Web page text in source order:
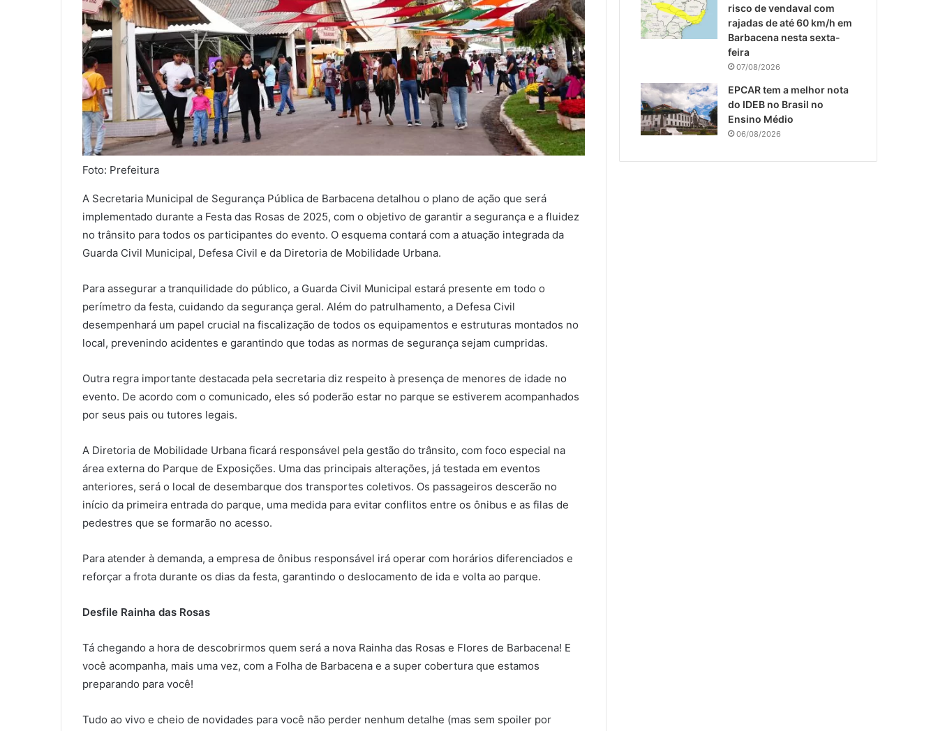
Foto: Prefeitura
A Secretaria Municipal de Segurança Pública de Barbacena detalhou o plano de ação que será
implementado durante a Festa das Rosas de 2025, com o objetivo de garantir a segurança e a fluidez
no trânsito para todos os participantes do evento. O esquema contará com a atuação integrada da
Guarda Civil Municipal, Defesa Civil e da Diretoria de Mobilidade Urbana.
Para assegurar a tranquilidade do público, a Guarda Civil Municipal estará presente em todo o
perímetro da festa, cuidando da segurança geral. Além do patrulhamento, a Defesa Civil
desempenhará um papel crucial na fiscalização de todos os equipamentos e estruturas montados no
local, prevenindo acidentes e garantindo que todas as normas de segurança sejam cumpridas.
Outra regra importante destacada pela secretaria diz respeito à presença de menores de idade no
evento. De acordo com o comunicado, eles só poderão estar no parque se estiverem acompanhados
por seus pais ou tutores legais.
A Diretoria de Mobilidade Urbana ficará responsável pela gestão do trânsito, com foco especial na
área externa do Parque de Exposições. Uma das principais alterações, já testada em eventos
anteriores, será o local de desembarque dos transportes coletivos. Os passageiros descerão no
início da primeira entrada do parque, uma medida para evitar conflitos entre os ônibus e as filas de
pedestres que se formarão no acesso.
Para atender à demanda, a empresa de ônibus responsável irá operar com horários diferenciados e
reforçar a frota durante os dias da festa, garantindo o deslocamento de ida e volta ao parque.
Desfile Rainha das Rosas
Tá chegando a hora de descobrirmos quem será a nova Rainha das Rosas e Flores de Barbacena! E
você acompanha, mais uma vez, com a Folha de Barbacena e a super cobertura que estamos
preparando para você!
Tudo ao vivo e cheio de novidades para você não perder nenhum detalhe (mas sem spoiler por
risco de vendaval com
rajadas de até 60 km/h em
Barbacena nesta sexta-
feira
07/08/2026
EPCAR tem a melhor nota
do IDEB no Brasil no
Ensino Médio
06/08/2026